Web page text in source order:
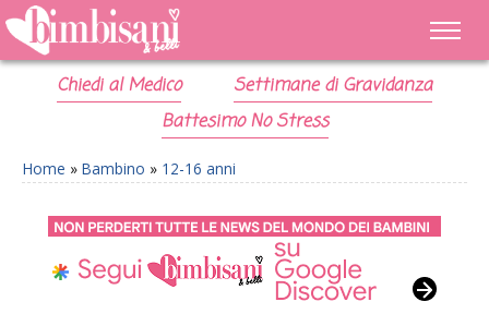
Chiedi al Medico
Settimane di Gravidanza
Battesimo No Stress
Home » Bambino » 12-16 anni